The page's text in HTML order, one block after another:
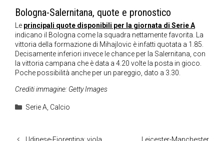
Bologna-Salernitana, quote e pronostico
Le principali quote disponibili per la giornata di Serie A
indicano il Bologna come la squadra nettamente favorita. La
vittoria della formazione di Mihajlovic è infatti quotata a 1.85.
Decisamente inferiori invece le chance per la Salernitana, con
la vittoria campana che è data a 4.20 volte la posta in gioco.
Poche possibilità anche per un pareggio, dato a 3.30.
Crediti immagine: Getty Images
Categorie
Serie A, Calcio